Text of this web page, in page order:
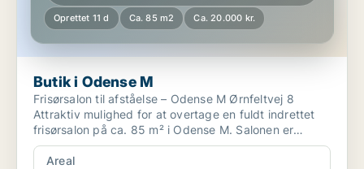
Oprettet 11 d Ca. 85 m2 Ca. 20.000 kr.
Butik i Odense M
Frisørsalon til afståelse – Odense M Ørnfeltvej 8
Attraktiv mulighed for at overtage en fuldt indrettet
frisørsalon på ca. 85 m² i Odense M. Salonen er
mod...
Areal